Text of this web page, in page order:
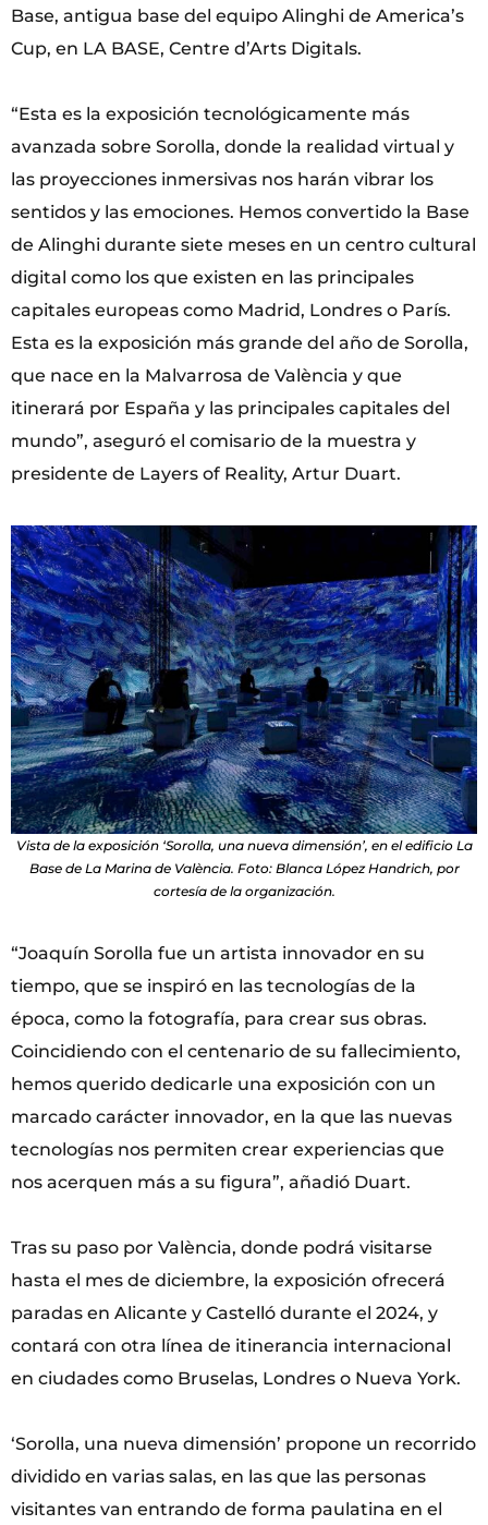
Base, antigua base del equipo Alinghi de America’s
Cup, en LA BASE, Centre d’Arts Digitals.
“Esta es la exposición tecnológicamente más
avanzada sobre Sorolla, donde la realidad virtual y
las proyecciones inmersivas nos harán vibrar los
sentidos y las emociones. Hemos convertido la Base
de Alinghi durante siete meses en un centro cultural
digital como los que existen en las principales
capitales europeas como Madrid, Londres o París.
Esta es la exposición más grande del año de Sorolla,
que nace en la Malvarrosa de València y que
itinerará por España y las principales capitales del
mundo”, aseguró el comisario de la muestra y
presidente de Layers of Reality, Artur Duart.
Vista de la exposición ‘Sorolla, una nueva dimensión’, en el edificio La
Base de La Marina de València. Foto: Blanca López Handrich, por
cortesía de la organización.
“Joaquín Sorolla fue un artista innovador en su
tiempo, que se inspiró en las tecnologías de la
época, como la fotografía, para crear sus obras.
Coincidiendo con el centenario de su fallecimiento,
hemos querido dedicarle una exposición con un
marcado carácter innovador, en la que las nuevas
tecnologías nos permiten crear experiencias que
nos acerquen más a su figura”, añadió Duart.
Tras su paso por València, donde podrá visitarse
hasta el mes de diciembre, la exposición ofrecerá
paradas en Alicante y Castelló durante el 2024, y
contará con otra línea de itinerancia internacional
en ciudades como Bruselas, Londres o Nueva York.
‘Sorolla, una nueva dimensión’ propone un recorrido
dividido en varias salas, en las que las personas
visitantes van entrando de forma paulatina en el